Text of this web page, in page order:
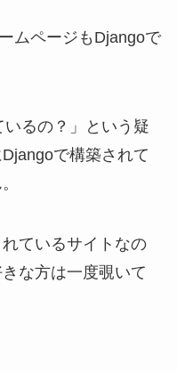
ムページもDjangoで
いるの？」という疑
で構築されて
ているサイトなの
な方は一度覗いて